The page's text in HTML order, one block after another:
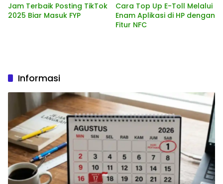
Jam Terbaik Posting TikTok
2025 Biar Masuk FYP
Cara Top Up E-Toll Melalui
Enam Aplikasi di HP dengan
Fitur NFC
Informasi